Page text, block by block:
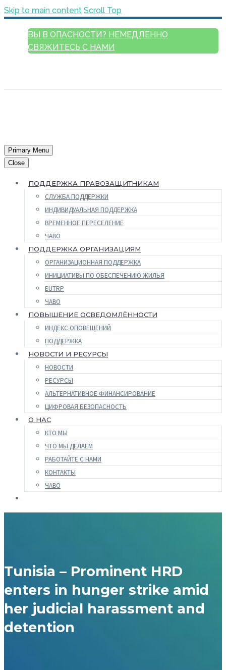
Skip to main content Scroll Top
ВЫ В ОПАСНОСТИ? НЕМЕДЛЕННО
СВЯЖИТЕСЬ С НАМИ
Primary Menu
Close
ПОДДЕРЖКА ПРАВОЗАЩИТНИКАМ
СЛУЖБА ПОДДЕРЖКИ
ИНДИВИДУАЛЬНАЯ ПОДДЕРЖКА
ВРЕМЕННОЕ ПЕРЕСЕЛЕНИЕ
ЧАВО
ПОДДЕРЖКА ОРГАНИЗАЦИЯМ
ОРГАНИЗАЦИОННАЯ ПОДДЕРЖКА
ИНИЦИАТИВЫ ПО ОБЕСПЕЧЕНИЮ ЖИЛЬЯ
EUTRP
ЧАВО
ПОВЫШЕНИЕ ОСВЕДОМЛЁННОСТИ
ИНДЕКС ОПОВЕЩЕНИЙ
ПОДДЕРЖКА
НОВОСТИ И РЕСУРСЫ
НОВОСТИ
РЕСУРСЫ
АЛЬТЕРНАТИВНОЕ ФИНАНСИРОВАНИЕ
ЦИФРОВАЯ БЕЗОПАСНОСТЬ
О НАС
КТО МЫ
ЧТО МЫ ДЕЛАЕМ
РАБОТАЙТЕ С НАМИ
КОНТАКТЫ
ЧАВО
Tunisia – Prominent HRD
enters in hunger strike amid
her judicial harassment and
detention